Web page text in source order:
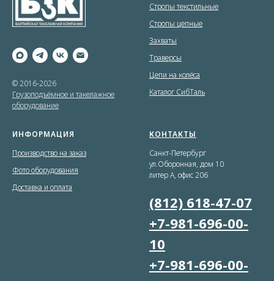
© 2016-2026
Грузоподъёмное и такелажное
оборудование
Стропы текстильные
Стропы цепные
Захваты
Траверсы
Цепи на колёса
Каталог СибТаль
ИНФОРМАЦИЯ
Производство на заказ
Фото оборудования
Доставка и оплата
КОНТАКТЫ
Санкт-Петербург
ул.Оборонная, дом 10
литер А, офис 206
(812) 618-47-07
+7-981-696-00-
10
+7-981-696-00-